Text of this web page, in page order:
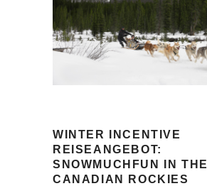
WINTER INCENTIVE
REISEANGEBOT:
SNOWMUCHFUN IN THE
CANADIAN ROCKIES